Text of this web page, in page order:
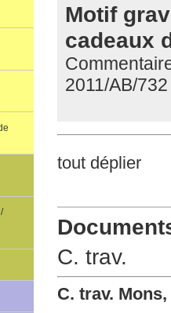
Motif
cadeaux
2011/AB/732
tout déplier
C. trav.
C. trav.